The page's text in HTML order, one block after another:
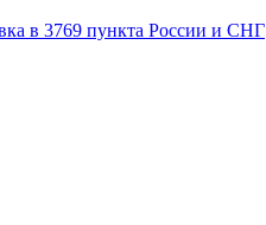
в 3769 пункта России и СНГ